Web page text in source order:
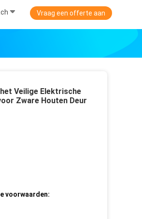
Vraag een offerte aan
Veilige Elektrische
Zware Houten Deur
voorwaarden: